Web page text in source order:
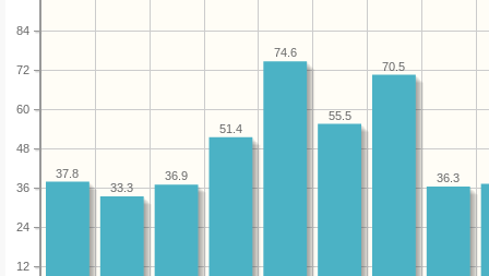
12
24
36
48
60
72
84
36.3
70.5
55.5
74.6
51.4
36.9
33.3
37.8